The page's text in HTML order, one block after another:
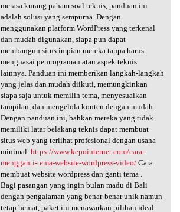
merasa kurang paham soal teknis, panduan ini
adalah solusi yang sempurna. Dengan
menggunakan platform WordPress yang terkenal
dan mudah digunakan, siapa pun dapat
membangun situs impian mereka tanpa harus
menguasai pemrograman atau aspek teknis
lainnya. Panduan ini memberikan langkah-langkah
yang jelas dan mudah diikuti, memungkinkan
siapa saja untuk memilih tema, menyesuaikan
tampilan, dan mengelola konten dengan mudah.
Dengan panduan ini, bahkan mereka yang tidak
memiliki latar belakang teknis dapat membuat
situs web yang terlihat profesional dengan usaha
minimal. https://www.kepointernet.com/cara-
mengganti-tema-website-wordpress-video/Cara
membuat website wordpress dan ganti tema .
Bagi pasangan yang ingin bulan madu di Bali
dengan pengalaman yang benar-benar unik namun
tetap hemat, paket ini menawarkan pilihan ideal.